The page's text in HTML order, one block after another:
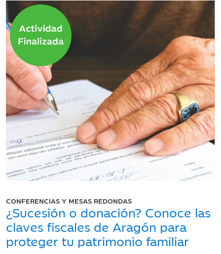
CONFERENCIAS Y MESAS REDONDAS
¿Sucesión o donación? Conoce las
claves fiscales de Aragón para
proteger tu patrimonio familiar